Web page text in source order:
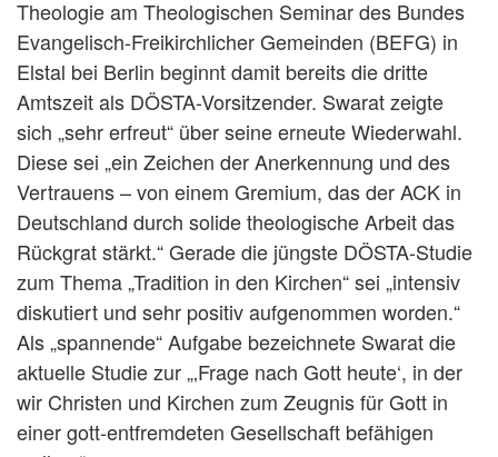
Theologie am Theologischen Seminar des Bundes
Evangelisch-Freikirchlicher Gemeinden (BEFG) in
Elstal bei Berlin beginnt damit bereits die dritte
Amtszeit als DÖSTA-Vorsitzender. Swarat zeigte
sich „sehr erfreut“ über seine erneute Wiederwahl.
Diese sei „ein Zeichen der Anerkennung und des
Vertrauens – von einem Gremium, das der ACK in
Deutschland durch solide theologische Arbeit das
Rückgrat stärkt.“ Gerade die jüngste DÖSTA-Studie
zum Thema „Tradition in den Kirchen“ sei „intensiv
diskutiert und sehr positiv aufgenommen worden.“
Als „spannende“ Aufgabe bezeichnete Swarat die
aktuelle Studie zur „‚Frage nach Gott heute‘, in der
wir Christen und Kirchen zum Zeugnis für Gott in
einer gott-entfremdeten Gesellschaft befähigen